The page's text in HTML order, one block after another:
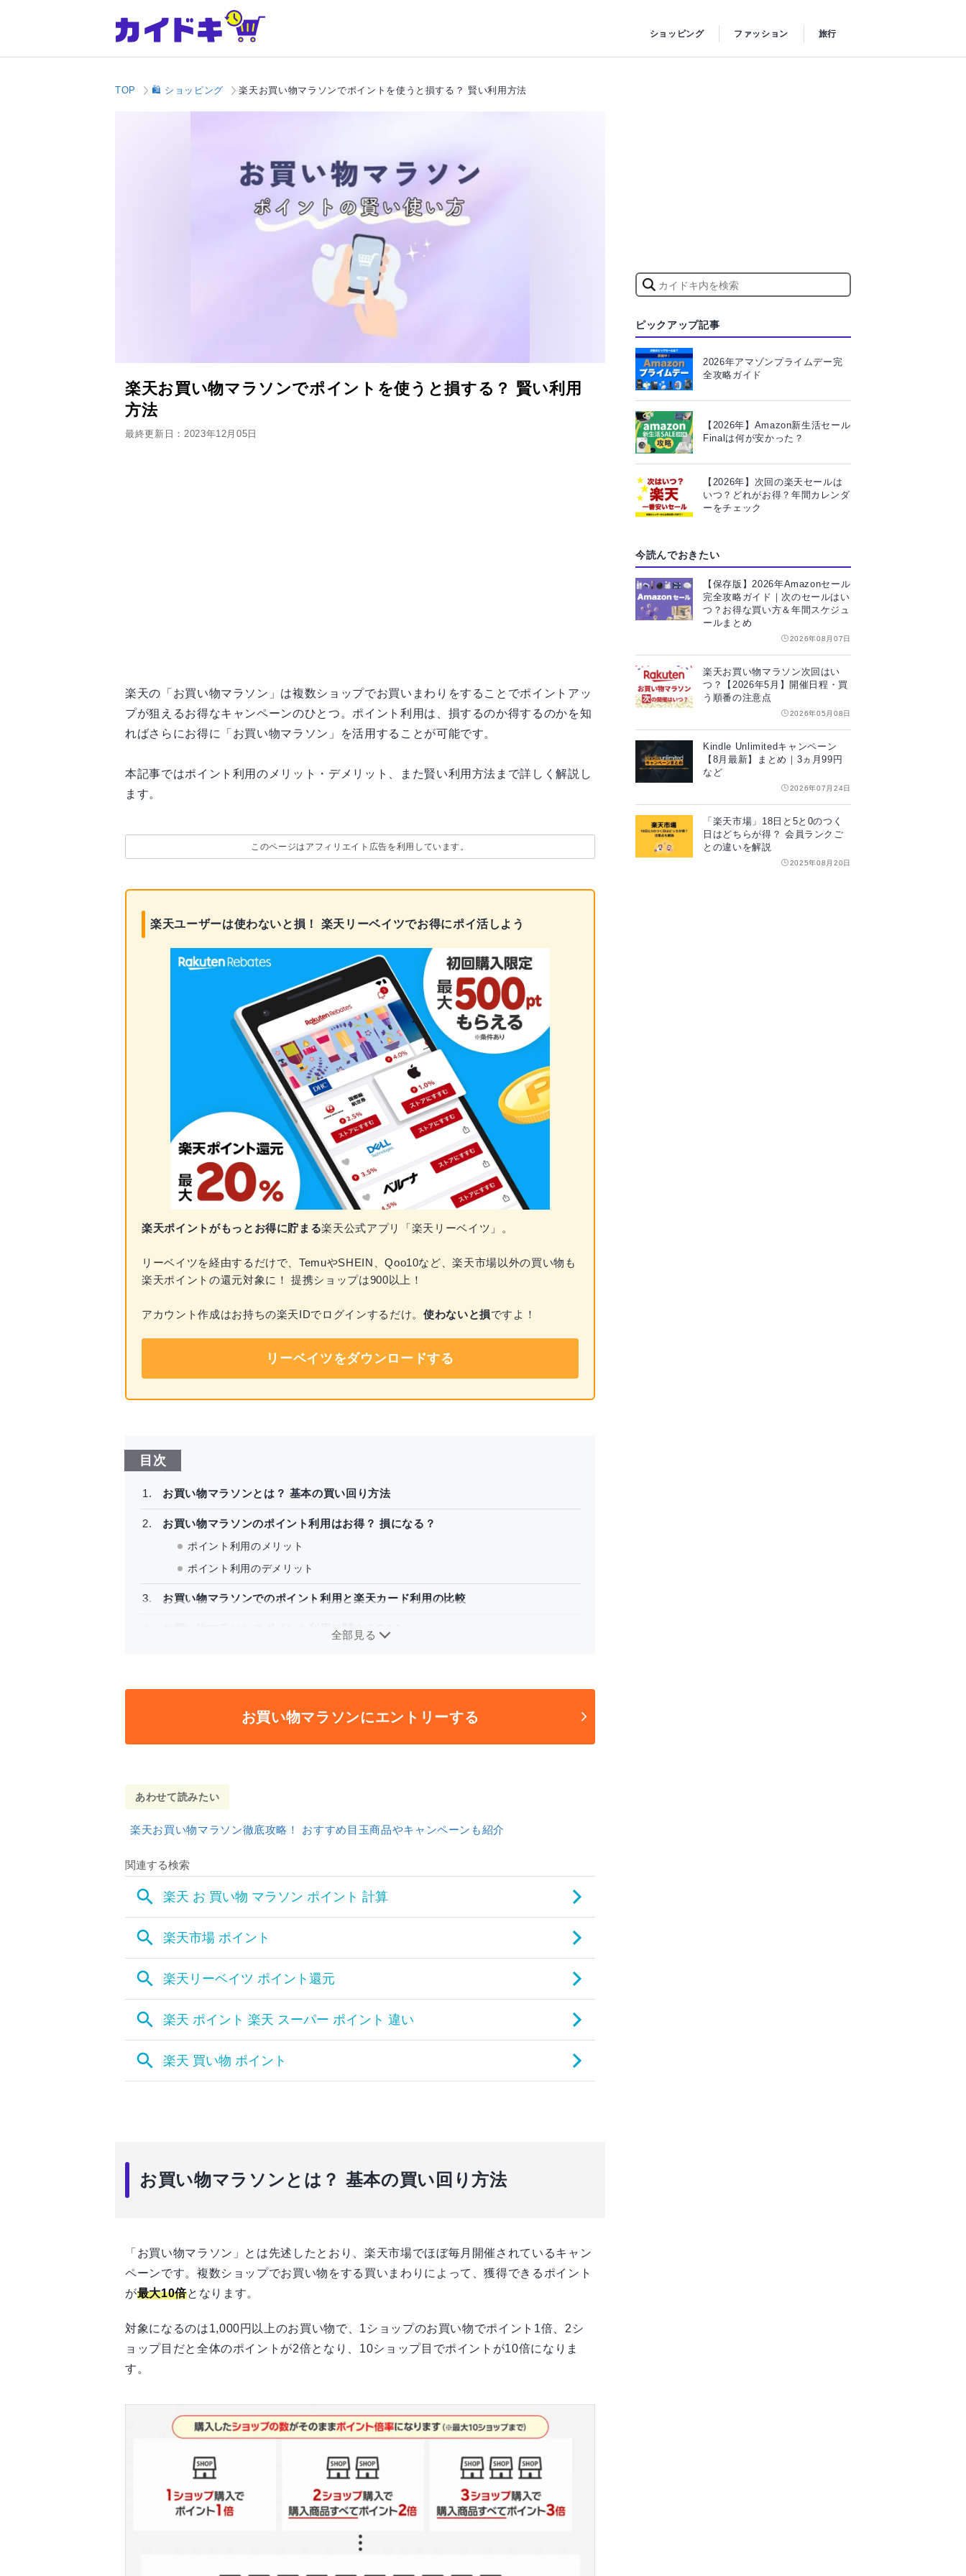
ショッピング ファッション 旅行
TOP 🛍️ ショッピング 楽天お買い物マラソンでポイントを使うと損する？ 賢い利用方法
楽天お買い物マラソンでポイントを使うと損する？ 賢い利用
方法
最終更新日：2023年12月05日
楽天の「お買い物マラソン」は複数ショップでお買いまわりをすることでポイントアッ
プが狙えるお得なキャンペーンのひとつ。ポイント利用は、損するのか得するのかを知
ればさらにお得に「お買い物マラソン」を活用することが可能です。
本記事ではポイント利用のメリット・デメリット、また賢い利用方法まで詳しく解説し
ます。
このページはアフィリエイト広告を利用しています。
楽天ユーザーは使わないと損！ 楽天リーベイツでお得にポイ活しよう
楽天ポイントがもっとお得に貯まる楽天公式アプリ「楽天リーベイツ」。
リーベイツを経由するだけで、TemuやSHEIN、Qoo10など、楽天市場以外の買い物も
楽天ポイントの還元対象に！ 提携ショップは900以上！
アカウント作成はお持ちの楽天IDでログインするだけ。 使わないと損ですよ！
リーベイツをダウンロードする
目次
お買い物マラソンとは？ 基本の買い回り方法
お買い物マラソンのポイント利用はお得？ 損になる？
ポイント利用のメリット
ポイント利用のデメリット
お買い物マラソンでのポイント利用と楽天カード利用の比較
お買い物マラソンのポイント利用に関するQ&A
全部見る
お買い物マラソンにエントリーする
あわせて読みたい
楽天お買い物マラソン徹底攻略！ おすすめ目玉商品やキャンペーンも紹介
お買い物マラソンとは？ 基本の買い回り方法
「お買い物マラソン」とは先述したとおり、楽天市場でほぼ毎月開催されているキャン
ペーンです。複数ショップでお買い物をする買いまわりによって、獲得できるポイント
が最大10倍となります。
対象になるのは1,000円以上のお買い物で、1ショップのお買い物でポイント1倍、2シ
ョップ目だと全体のポイントが2倍となり、10ショップ目でポイントが10倍になりま
す。
ピックアップ記事
2026年アマゾンプライムデー完
全攻略ガイド
【2026年】Amazon新生活セール
Finalは何が安かった？
【2026年】次回の楽天セールは
いつ？どれがお得？年間カレンダ
ーをチェック
今読んでおきたい
【保存版】2026年Amazonセール
完全攻略ガイド｜次のセールはい
つ？お得な買い方＆年間スケジュ
ールまとめ
2026年08月07日
楽天お買い物マラソン次回はい
つ？【2026年5月】開催日程・買
う順番の注意点
2026年05月08日
Kindle Unlimitedキャンペーン
【8月最新】まとめ｜3ヵ月99円
など
2026年07月24日
「楽天市場」18日と5と0のつく
日はどちらが得？ 会員ランクご
との違いを解説
2025年08月20日